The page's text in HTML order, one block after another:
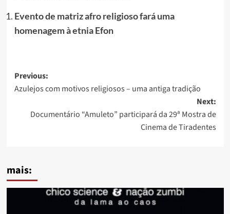
Evento de matriz afro religioso fará uma
homenagem à etnia Efon
Post
navigation
Previous:
Azulejos com motivos religiosos – uma antiga tradição
Next:
Documentário “Amuleto” participará da 29ª Mostra de
Cinema de Tiradentes
mais: